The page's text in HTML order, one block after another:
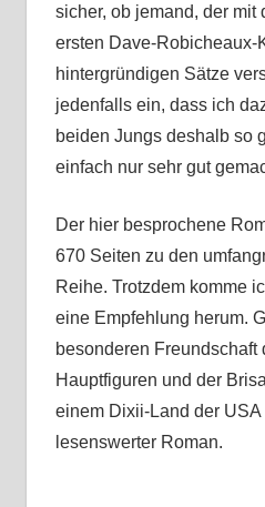
sicher, ob jemand, der mit
ersten Dave-Robicheaux-
hintergründigen Sätze
jedenfalls ein, dass ich
beiden Jungs deshalb so
einfach nur sehr gut
Der hier besprochene
670 Seiten zu den
Reihe. Trotzdem komme
eine Empfehlung herum.
besonderen Freundschaft
Hauptfiguren und der
einem Dixii-Land der
lesenswerter Roman.